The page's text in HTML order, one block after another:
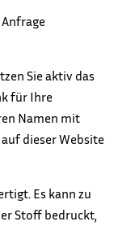
Sie aktiv das
für Ihre
Namen mit
dieser Website
Es kann zu
Stoff bedruckt,